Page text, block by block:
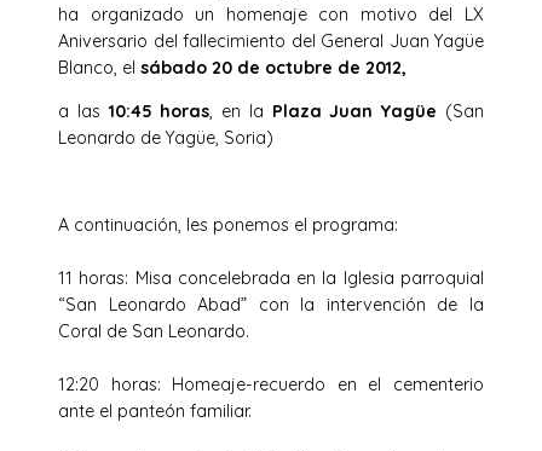
ha organizado un homenaje con motivo del LX
Aniversario del fallecimiento del General Juan Yagüe
Blanco, el sábado 20 de octubre de 2012,
a las10:45 horas, en la Plaza Juan Yagüe (San
Leonardo de Yagüe, Soria)
A continuación, les ponemos el programa:
11 horas: Misa concelebrada en la Iglesia parroquial
“San Leonardo Abad” con la intervención de la
Coral de San Leonardo.
12:20 horas: Homeaje-recuerdo en el cementerio
ante el panteón familiar.